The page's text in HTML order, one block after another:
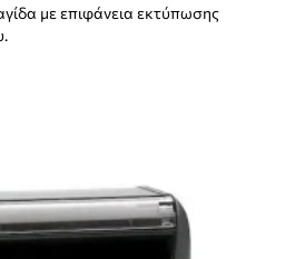
με επιφάνεια εκτύπωσης